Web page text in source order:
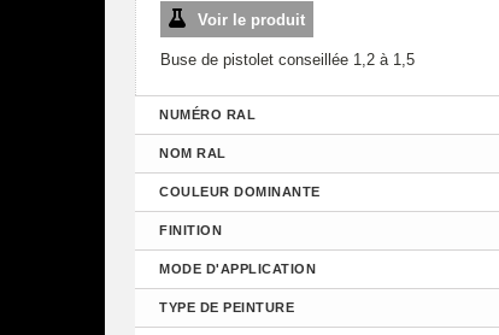
Voir le produit
Buse de pistolet conseillée 1,2 à 1,5
NUMÉRO RAL
NOM RAL
COULEUR DOMINANTE
FINITION
MODE D'APPLICATION
TYPE DE PEINTURE